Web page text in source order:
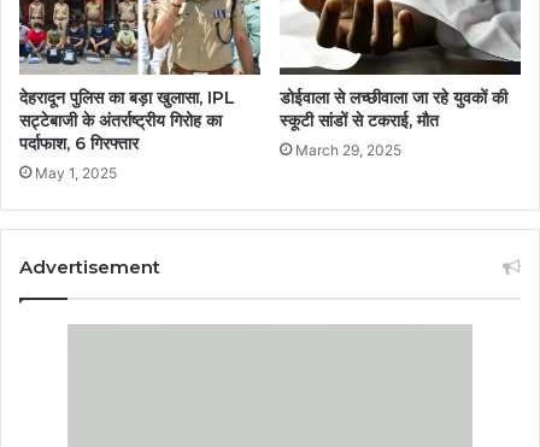
देहरादून पुलिस का बड़ा खुलासा, IPL
सट्टेबाजी के अंतर्राष्ट्रीय गिरोह का
पर्दाफाश, 6 गिरफ्तार
May 1, 2025
डोईवाला से लच्छीवाला जा रहे युवकों की
स्कूटी सांडों से टकराई, मौत
March 29, 2025
Advertisement